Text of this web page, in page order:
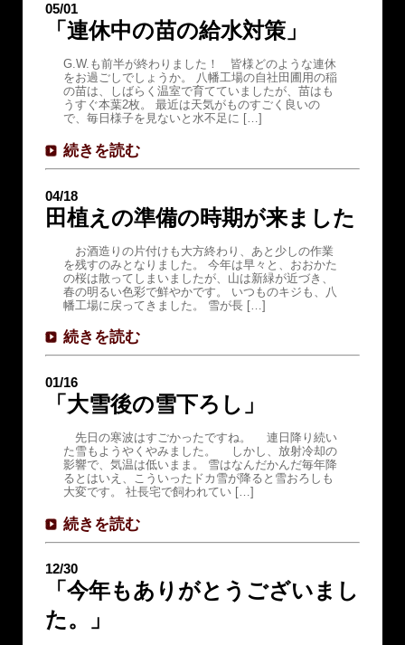
05/01
「連休中の苗の給水対策」
G.W.も前半が終わりました！ 皆様どのような連休
をお過ごしでしょうか。 八幡工場の自社田圃用の稲
の苗は、しばらく温室で育てていましたが、苗はも
うすぐ本葉2枚。 最近は天気がものすごく良いの
で、毎日様子を見ないと水不足に […]
続きを読む
04/18
田植えの準備の時期が来ました
お酒造りの片付けも大方終わり、あと少しの作業
を残すのみとなりました。 今年は早々と、おおかた
の桜は散ってしまいましたが、山は新緑が近づき、
春の明るい色彩で鮮やかです。 いつものキジも、八
幡工場に戻ってきました。 雪が長 […]
続きを読む
01/16
「大雪後の雪下ろし」
先日の寒波はすごかったですね。 連日降り続い
た雪もようやくやみました。 しかし、放射冷却の
影響で、気温は低いまま。 雪はなんだかんだ毎年降
るとはいえ、こういったドカ雪が降ると雪おろしも
大変です。 社長宅で飼われてい […]
続きを読む
12/30
「今年もありがとうございまし
た。」